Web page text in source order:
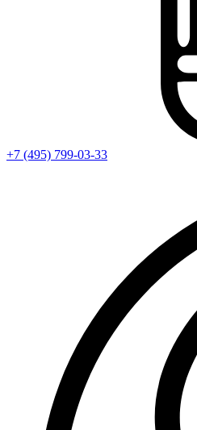
+7 (495) 799-03-33